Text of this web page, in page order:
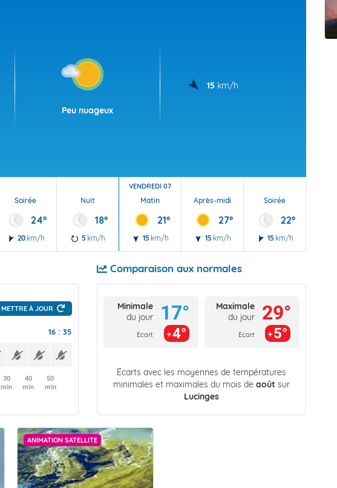
Peu nuageux
15 km/h
Soirée
24°
20 km/h
Nuit
18°
5 km/h
VENDREDI 07
Matin
21°
15 km/h
Après-midi
27°
15 km/h
Soirée
22°
15 km/h
METTRE À JOUR
16 : 35
30
min
40
min
50
min
Comparaison aux normales
Minimale
du jour
Ecart
17°
4°
Maximale
du jour
Ecart
29°
5°
Écarts avec les moyennes de températures
minimales et maximales du mois de août sur
Lucinges
ANIMATION SATELLITE